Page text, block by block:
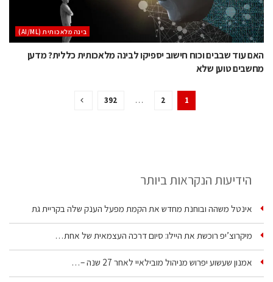
בינה מלאכותית (AI/ML)
האם עוד שבבים וכוח חישוב יספיקו לבינה מלאכותית כללית? מדען
מחשבים טוען שלא
1
2
…
392
הידיעות הנקראות ביותר
אינטל משהה ובוחנת מחדש את הקמת מפעל הענק שלה בקריית גת
מיקרוצ’יפ רוכשת את היילו: סיום דרכה העצמאית של אחת…
אמנון שעשוע יפרוש מניהול מובילאיי לאחר 27 שנה –…